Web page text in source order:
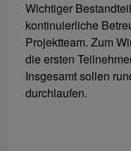
Wichtiger
kontinuierliche
Projektteam. Zum
die ersten
Insgesamt sollen
durchlaufen.